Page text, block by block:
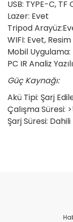
USB: TYPE-C,
Lazer: Evet
Tripod
WIFI: Evet,
Mobil Uygulama:
PC IR Analiz
Güç Kaynağı:
Akü Tipi: Şarj
Çalışma Süresi:
Şarj Süresi:
Ürün resmi
Ürün